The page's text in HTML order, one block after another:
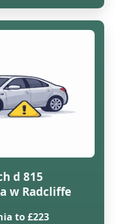
d 815
w Radcliffe
to £223